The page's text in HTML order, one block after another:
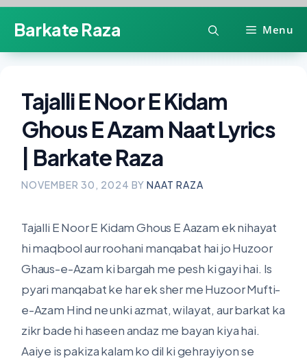
content
Barkate Raza Menu
Tajalli E Noor E Kidam
Ghous E Azam Naat Lyrics
| Barkate Raza
NOVEMBER 30, 2024 BY NAAT RAZA
Tajalli E Noor E Kidam Ghous E Aazam ek nihayat
hi maqbool aur roohani manqabat hai jo Huzoor
Ghaus-e-Azam ki bargah me pesh ki gayi hai. Is
pyari manqabat ke har ek sher me Huzoor Mufti-
e-Azam Hind ne unki azmat, wilayat, aur barkat ka
zikr bade hi haseen andaz me bayan kiya hai.
Aaiye is pakiza kalam ko dil ki gehrayiyon se